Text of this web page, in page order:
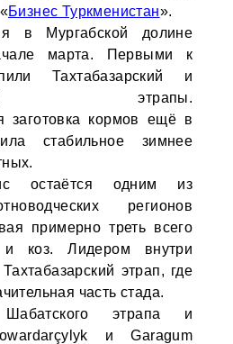
Бизнес Туркменистан».
в Мургабской долине
марта. Первыми к
Тахтабазарский и
этрапы.
заготовка кормов ещё в
стабильное зимнее
остаётся одним из
регионов
примерно треть всего
и коз. Лидером внутри
этрап, где
часть стада.
этрапа и
и Garagum